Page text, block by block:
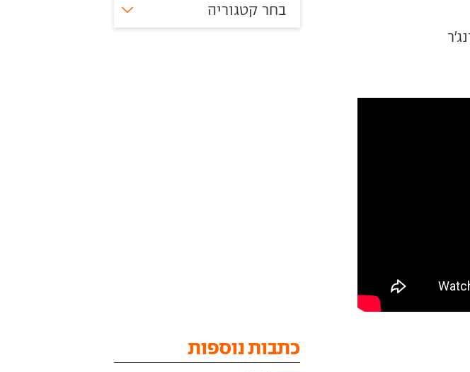
בחר קטגוריה
כתבות נוספות